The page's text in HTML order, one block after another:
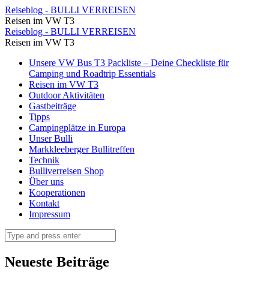
Gekostet
haben
wir
natürlich
auch
Reiseblog
BULLI
VERREISEN
Reiseblog - BULLI VERREISEN
Reisen im VW T3
Gekostet
haben
wir
natürlich
auch
Reiseblog
BULLI
VERREISEN
Reiseblog - BULLI VERREISEN
Reisen im VW T3
Skip
content
Unsere VW Bus T3 Packliste – Deine Checkliste für
Camping und Roadtrip Essentials
Reisen im VW T3
Outdoor Aktivitäten
Gastbeiträge
Tipps
Campingplätze in Europa
Unser Bulli
Markkleeberger Bullitreffen
Technik
Bulliverreisen Shop
Über uns
Kooperationen
Kontakt
Impressum
Search
Neueste Beiträge